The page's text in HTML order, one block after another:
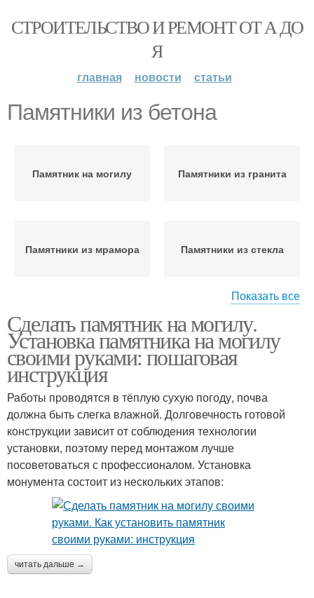
СТРОИТЕЛЬСТВО И РЕМОНТ ОТ А ДО
Я
главная новости статьи
Памятники из бетона
Памятник на могилу Памятники из гранита
Памятники из мрамора Памятники из стекла
искусственного камня
Гранитный памятник
Бетонные памятники Памятники на могилу
Ритуальный памятник Памятник из бетона
Плиты из бетона
Показать все
Сделать памятник на могилу.
Установка памятника на могилу
своими руками: пошаговая
инструкция
Работы проводятся в тёплую сухую погоду, почва
должна быть слегка влажной. Долговечность готовой
конструкции зависит от соблюдения технологии
установки, поэтому перед монтажом лучше
посоветоваться с профессионалом. Установка
монумента состоит из нескольких этапов:
читать дальше →